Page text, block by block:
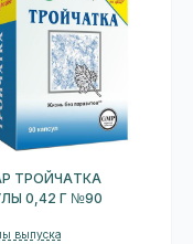
ТРОЙЧАТКА
0,42 Г №90
выпуска